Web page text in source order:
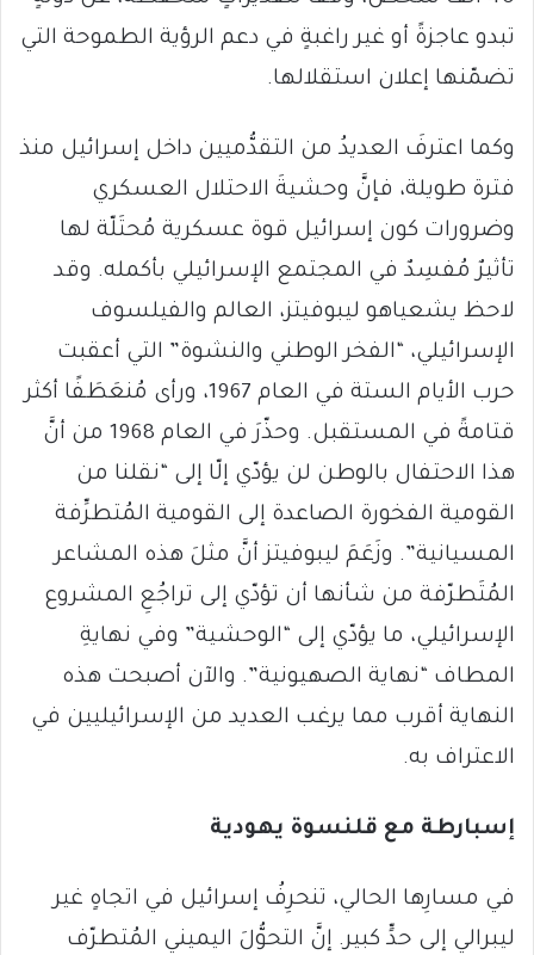
تبدو عاجزةً أو غير راغبةٍ في دعم الرؤية الطموحة التي
تضمّنها إعلان استقلالها.
وكما اعترفَ العديدُ من التقدُّميين داخل إسرائيل منذ
فترة طويلة، فإنَّ وحشيةَ الاحتلال العسكري
وضرورات كون إسرائيل قوة عسكرية مُحتَلّة لها
تأثيرٌ مُفسِدٌ في المجتمع الإسرائيلي بأكمله. وقد
لاحظ يشعياهو ليبوفيتز، العالم والفيلسوف
الإسرائيلي، “الفخر الوطني والنشوة” التي أعقبت
حرب الأيام الستة في العام 1967، ورأى مُنعَطَفًا أكثر
قتامةً في المستقبل. وحذّرَ في العام 1968 من أنَّ
هذا الاحتفال بالوطن لن يؤدّي إلّا إلى “نقلنا من
القومية الفخورة الصاعدة إلى القومية المُتطرِّفة
المسيانية”. وزَعَمَ ليبوفيتز أنَّ مثلَ هذه المشاعر
المُتَطرّفة من شأنها أن تؤدّي إلى تراجُعِ المشروع
الإسرائيلي، ما يؤدّي إلى “الوحشية” وفي نهايةِ
المطاف “نهاية الصهيونية”. والآن أصبحت هذه
النهاية أقرب مما يرغب العديد من الإسرائيليين في
الاعتراف به.
إسبارطة مع قلنسوة يهودية
في مسارِها الحالي، تنحرِفُ إسرائيل في اتجاهٍ غير
ليبرالي إلى حدٍّ كبير. إنَّ التحوُّلَ اليميني المُتطرّف